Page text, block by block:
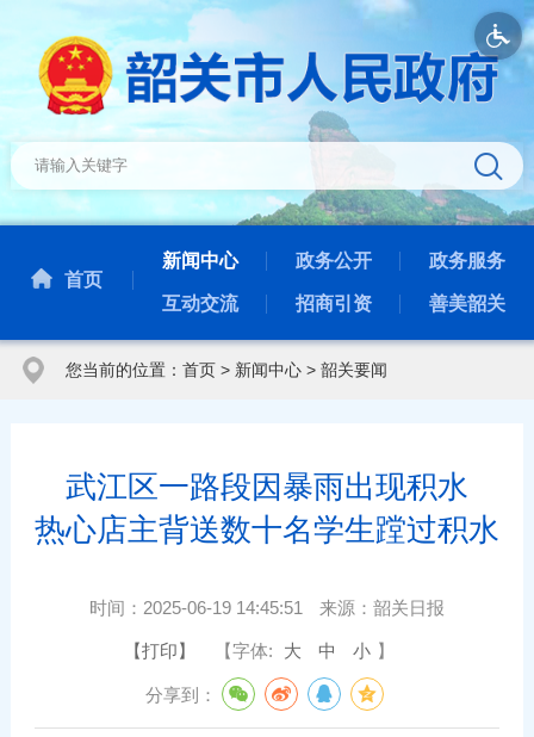
首页
新闻中心 政务公开 政务服务
互动交流 招商引资 善美韶关
您当前的位置： 首页> 新闻中心> 韶关要闻
武江区一路段因暴雨出现积水
热心店主背送数十名学生蹚过积水
时间： 2025-06-19 14:45:51 来源： 韶关日报
【打印】 【字体: 大 中 小 】
分享到：